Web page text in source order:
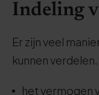
Indeling
Er zijn veel
kunnen
het vermogen